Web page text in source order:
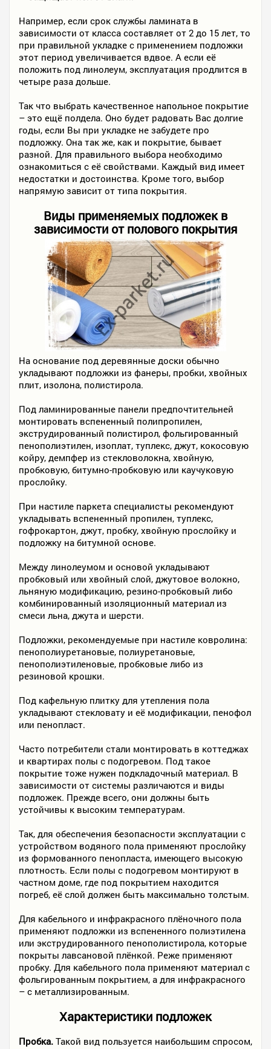
Например, если срок службы ламината в
зависимости от класса составляет от 2 до 15 лет, то
при правильной укладке с применением подложки
этот период увеличивается вдвое. А если её
положить под линолеум, эксплуатация продлится в
четыре раза дольше.
Так что выбрать качественное напольное покрытие
– это ещё полдела. Оно будет радовать Вас долгие
годы, если Вы при укладке не забудете про
подложку. Она так же, как и покрытие, бывает
разной. Для правильного выбора необходимо
ознакомиться с её свойствами. Каждый вид имеет
недостатки и достоинства. Кроме того, выбор
напрямую зависит от типа покрытия.
Виды применяемых подложек в
зависимости от полового покрытия
На основание под деревянные доски обычно
укладывают подложки из фанеры, пробки, хвойных
плит, изолона, полистирола.
Под ламинированные панели предпочтительней
монтировать вспененный полипропилен,
экструдированный полистирол, фольгированный
пенополиэтилен, изоплат, туплекс, джут, кокосовую
койру, демпфер из стекловолокна, хвойную,
пробковую, битумно-пробковую или каучуковую
прослойку.
При настиле паркета специалисты рекомендуют
укладывать вспененный пропилен, туплекс,
гофрокартон, джут, пробку, хвойную прослойку и
подложку на битумной основе.
Между линолеумом и основой укладывают
пробковый или хвойный слой, джутовое волокно,
льняную модификацию, резино-пробковый либо
комбинированный изоляционный материал из
смеси льна, джута и шерсти.
Подложки, рекомендуемые при настиле ковролина:
пенополиуретановые, полиуретановые,
пенополиэтиленовые, пробковые либо из
резиновой крошки.
Под кафельную плитку для утепления пола
укладывают стекловату и её модификации, пенофол
или пенопласт.
Часто потребители стали монтировать в коттеджах
и квартирах полы с подогревом. Под такое
покрытие тоже нужен подкладочный материал. В
зависимости от системы различаются и виды
подложек. Прежде всего, они должны быть
устойчивы к высоким температурам.
Так, для обеспечения безопасности эксплуатации с
устройством водяного пола применяют прослойку
из формованного пенопласта, имеющего высокую
плотность. Если полы с подогревом монтируют в
частном доме, где под покрытием находится
погреб, её слой должен быть максимально толстым.
Для кабельного и инфракрасного плёночного пола
применяют подложки из вспененного полиэтилена
или экструдированного пенополистирола, которые
покрыты лавсановой плёнкой. Реже применяют
пробку. Для кабельного пола применяют материал с
фольгированным покрытием, а для инфракрасного
– с металлизированным.
Характеристики подложек
Пробка. Такой вид пользуется наибольшим спросом,